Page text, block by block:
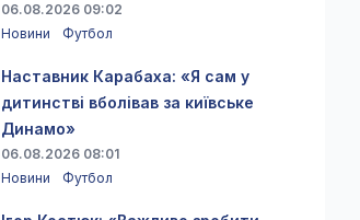
06.08.2026 09:02
Новини
Футбол
Наставник Карабаха: «Я сам у
дитинстві вболівав за київське
Динамо»
06.08.2026 08:01
Новини
Футбол